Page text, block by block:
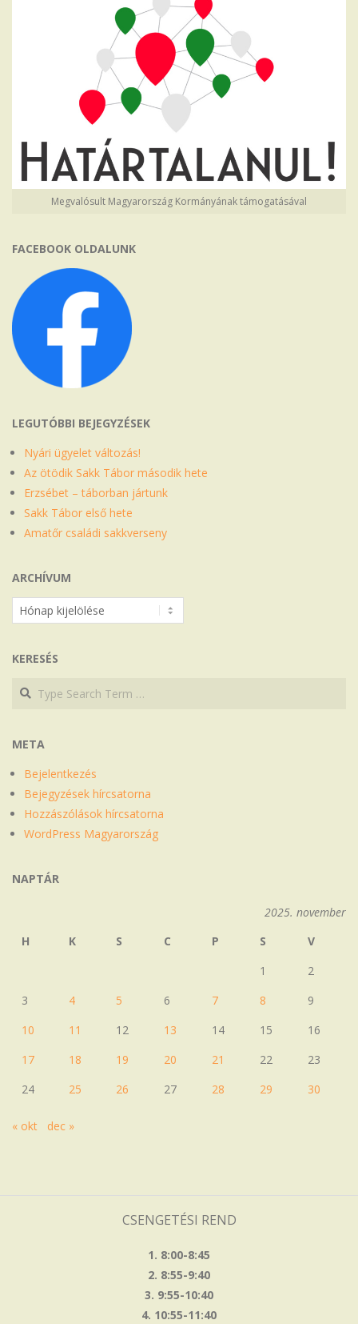
Megvalósult Magyarország Kormányának támogatásával
FACEBOOK OLDALUNK
LEGUTÓBBI BEJEGYZÉSEK
Nyári ügyelet változás!
Az ötödik Sakk Tábor második hete
Erzsébet – táborban jártunk
Sakk Tábor első hete
Amatőr családi sakkverseny
ARCHÍVUM
Archívum
KERESÉS
Search
Search
META
Bejelentkezés
Bejegyzések hírcsatorna
Hozzászólások hírcsatorna
WordPress Magyarország
NAPTÁR
2025. november
H
K S C P S
V
1
2
3
4 5 6 7 8
9
10
11 12 13 14 15
16
17
18 19 20 21 22
23
24
25 26 27 28 29 30
« okt dec »
CSENGETÉSI REND
1. 8:00-8:45
2. 8:55-9:40
3. 9:55-10:40
4. 10:55-11:40